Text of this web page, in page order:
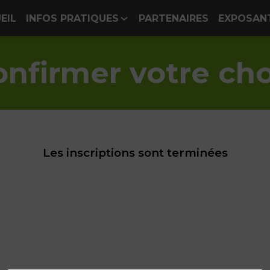
INFOS PRATIQUES PARTENAIRES
votre
Les inscriptions sont terminées